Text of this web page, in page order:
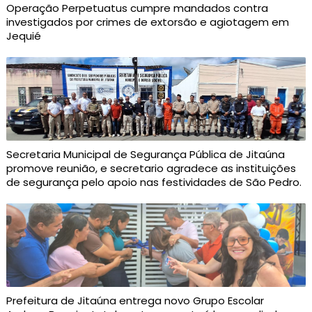
Operação Perpetuatus cumpre mandados contra
investigados por crimes de extorsão e agiotagem em
Jequié
Secretaria Municipal de Segurança Pública de Jitaúna
promove reunião, e secretario agradece as instituições
de segurança pelo apoio nas festividades de São Pedro.
Prefeitura de Jitaúna entrega novo Grupo Escolar